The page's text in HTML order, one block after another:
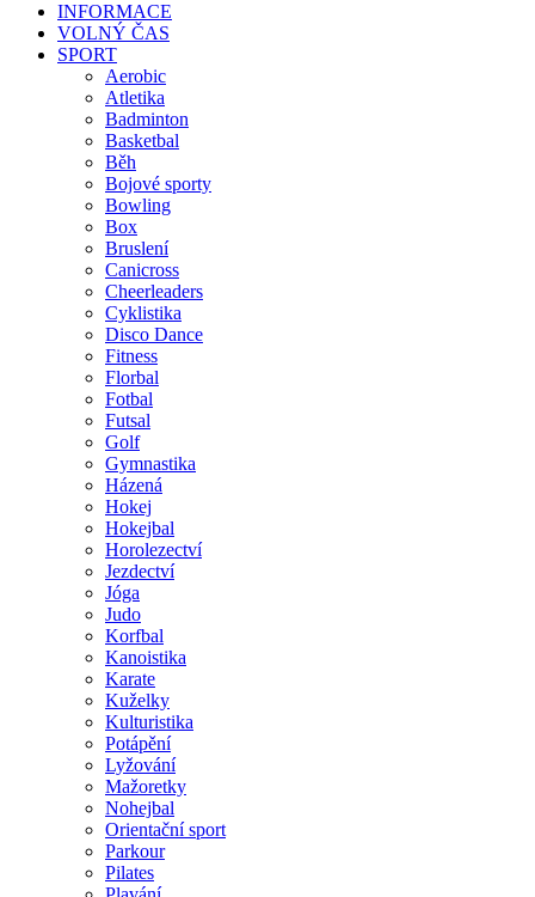
INFORMACE
VOLNÝ ČAS
SPORT
Aerobic
Atletika
Badminton
Basketbal
Běh
Bojové sporty
Bowling
Box
Bruslení
Canicross
Cheerleaders
Cyklistika
Disco Dance
Fitness
Florbal
Fotbal
Futsal
Golf
Gymnastika
Házená
Hokej
Hokejbal
Horolezectví
Jezdectví
Jóga
Judo
Korfbal
Kanoistika
Karate
Kuželky
Kulturistika
Potápění
Lyžování
Mažoretky
Nohejbal
Orientační sport
Parkour
Pilates